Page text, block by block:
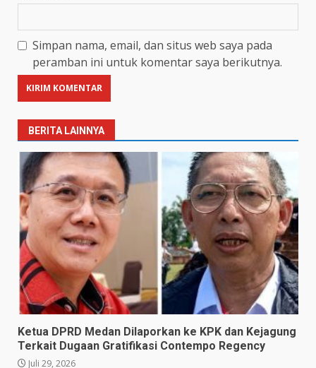
Simpan nama, email, dan situs web saya pada
peramban ini untuk komentar saya berikutnya.
BERITA LAINNYA
Ketua DPRD Medan Dilaporkan ke KPK dan Kejagung
Terkait Dugaan Gratifikasi Contempo Regency
Juli 29, 2026